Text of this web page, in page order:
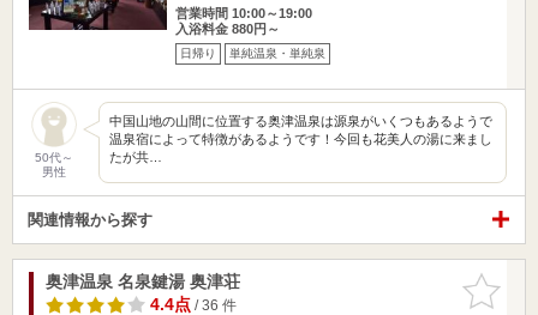
営業時間 10:00～19:00
入浴料金 880円～
日帰り 単純温泉・単純泉
50代～
男性
中国山地の山間に位置する奥津温泉は源泉がいくつもあるようで
温泉宿によって特徴があるようです！今回も花美人の湯に来まし
たが共…
関連情報から探す
お気に入
りに追加
奥津温泉 名泉鍵湯 奥津荘
4.4点/ 36 件